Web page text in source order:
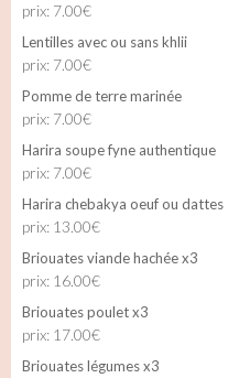
prix: 7.00€
Lentilles avec ou sans khlii
prix: 7.00€
Pomme de terre marinée
prix: 7.00€
Harira soupe fyne authentique
prix: 7.00€
Harira chebakya oeuf ou dattes
prix: 13.00€
Briouates viande hachée x3
prix: 16.00€
Briouates poulet x3
prix: 17.00€
Briouates légumes x3